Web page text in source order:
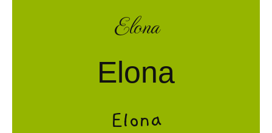
Elona
Elona
Elona